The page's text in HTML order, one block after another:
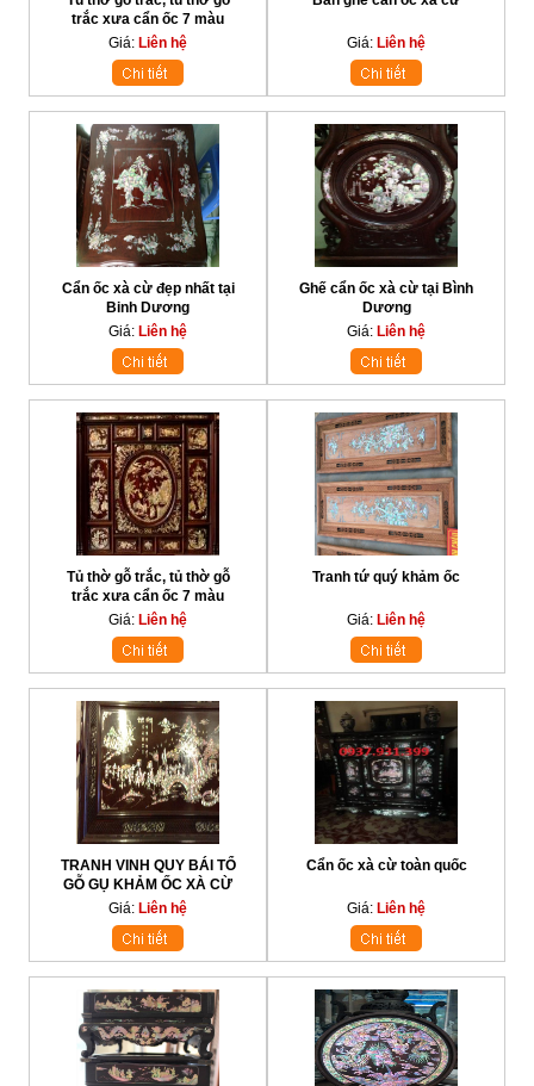
trắc xưa cẩn ốc 7 màu
Giá: Liên hệ Giá: Liên hệ
Cẩn ốc xà cừ đẹp nhất tại
Binh Dương
Giá: Liên hệ
Ghế cẩn ốc xà cừ tại Bình
Dương
Giá: Liên hệ
Tủ thờ gỗ trắc, tủ thờ gỗ
trắc xưa cẩn ốc 7 màu
Giá: Liên hệ
Tranh tứ quý khảm ốc
Giá: Liên hệ
TRANH VINH QUY BÁI TỔ
GỖ GỤ KHẢM ỐC XÀ CỪ
Giá: Liên hệ
Cẩn ốc xà cừ toàn quốc
Giá: Liên hệ